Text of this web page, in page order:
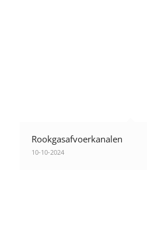
Rookgasafvoerkanalen
10-10-2024